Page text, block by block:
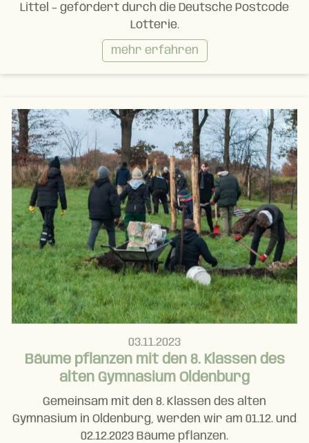
Littel – gefördert durch die Deutsche Postcode
Lotterie.
mehr erfahren
03.11.2023
Bäume pflanzen mit den 8. Klassen des
alten Gymnasium Oldenburg
Gemeinsam mit den 8. Klassen des alten
Gymnasium in Oldenburg, werden wir am 01.12. und
02.12.2023 Bäume pflanzen.